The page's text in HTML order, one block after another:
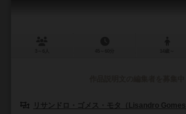
リサンドロ・ゴメス・モタ（Lisandro Gomes